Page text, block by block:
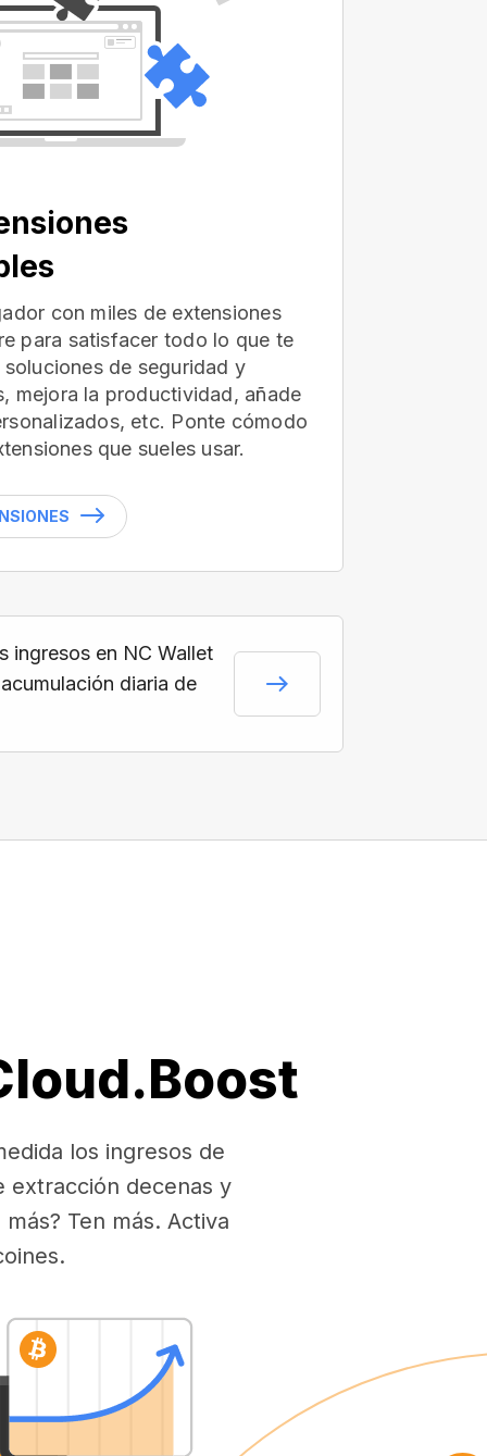
con miles de extensiones
para satisfacer todo lo que te
de seguridad y
mejora la productividad, añade
etc. Ponte cómodo
que sueles usar.
ingresos en NC Wallet
diaria de
los ingresos de
decenas y
Ten más. Activa